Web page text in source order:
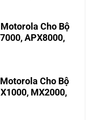
Cho Bộ
APX8000,
Cho Bộ
MX2000,